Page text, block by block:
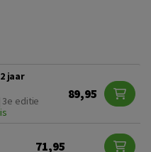
jaar
3e editie
89,95
71,95